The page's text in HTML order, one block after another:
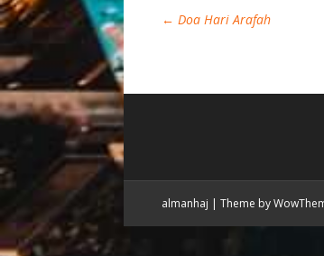
← Doa Hari Arafah
almanhaj | Theme by